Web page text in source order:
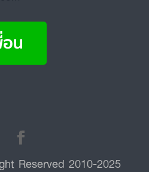
Reserved 2010-2025